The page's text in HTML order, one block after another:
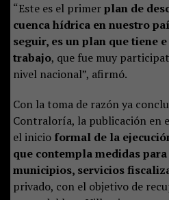
“Este es el primerplan de
cuenca hídrica en nuestro
seguir, es un plan que tiene
trabajo, que fue muy
nivel nacional”, afirmó.
Con la toma de razón ya
Contraloría, la publicación en
el inicio formal de la
que contempla medidas
municipios, servicios
privado, con el objetivo de